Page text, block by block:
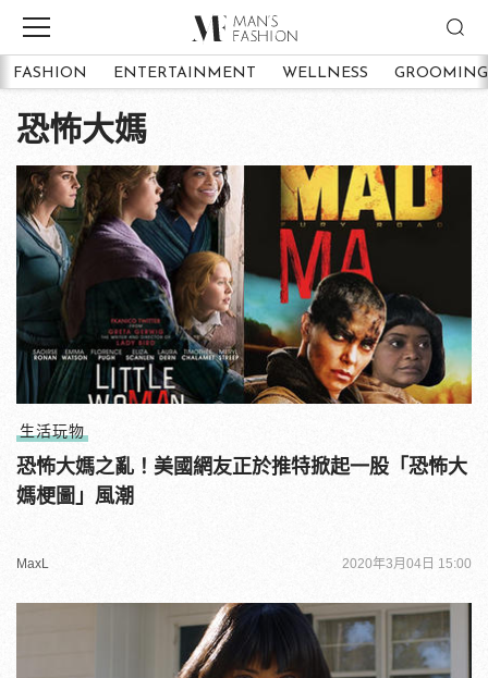
FASHION ENTERTAINMENT WELLNESS GROOMING
恐怖大媽
生活玩物
恐怖大媽之亂！美國網友正於推特掀起一股「恐怖大
媽梗圖」風潮
MaxL 2020年3月04日 15:00